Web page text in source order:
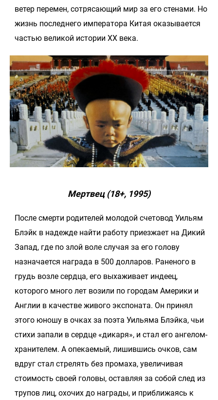
ветер перемен, сотрясающий мир за его стенами. Но
жизнь последнего императора Китая оказывается
частью великой истории XX века.
Мертвец (18+, 1995)
После смерти родителей молодой счетовод Уильям
Блэйк в надежде найти работу приезжает на Дикий
Запад, где по злой воле случая за его голову
назначается награда в 500 долларов. Раненого в
грудь возле сердца, его выхаживает индеец,
которого много лет возили по городам Америки и
Англии в качестве живого экспоната. Он принял
этого юношу в очках за поэта Уильяма Блэйка, чьи
стихи запали в сердце «дикаря», и стал его ангелом-
хранителем. А опекаемый, лишившись очков, сам
вдруг стал стрелять без промаха, увеличивая
стоимость своей головы, оставляя за собой след из
трупов лиц, охочих до награды, и приближаясь к